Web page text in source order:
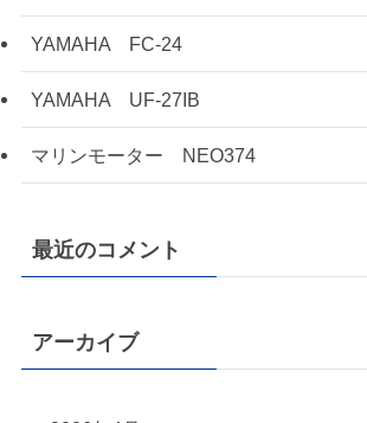
YAMAHA FC-24
YAMAHA UF-27IB
マリンモーター NEO374
最近のコメント
アーカイブ